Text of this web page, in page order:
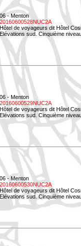
06 - Menton
20160600528NUC2A
Hôtel de voyageurs dit Hôtel
Elévations sud. Cinquième
06 - Menton
20160600529NUC2A
Hôtel de voyageurs dit Hôtel
Elévations sud. Cinquième
06 - Menton
20160600530NUC2A
Hôtel de voyageurs dit Hôtel
Elévations sud. Cinquième